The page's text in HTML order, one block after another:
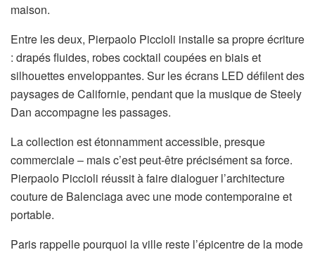
maison.
Entre les deux, Pierpaolo Piccioli installe sa propre écriture
: drapés fluides, robes cocktail coupées en biais et
silhouettes enveloppantes. Sur les écrans LED défilent des
paysages de Californie, pendant que la musique de Steely
Dan accompagne les passages.
La collection est étonnamment accessible, presque
commerciale – mais c’est peut-être précisément sa force.
Pierpaolo Piccioli réussit à faire dialoguer l’architecture
couture de Balenciaga avec une mode contemporaine et
portable.
Paris rappelle pourquoi la ville reste l’épicentre de la mode